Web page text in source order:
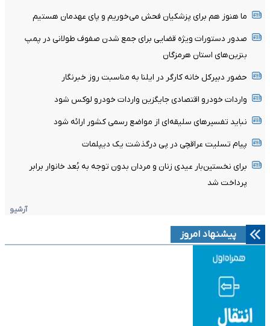
ما هنوز هم برای پزشکیان فحش می‌خوریم و پای عهدمان هستیم
صدور دستورات ویژه قضایی برای جمع شدن صفوف طولانی در پمپ
بنزین‌های استان هرمزگان
حضور دبیرکل خانه کارگر در ایلنا به مناسبت روز خبرنگار
واردات خودرو اقتصادی جایگزین واردات خودرو لوکس شود
نباید تفسیرهای سلیقه‌ای از مواضع رسمی کشور ارائه شود
پیام تسلیت عراقچی در پی درگذشت یک دیپلمات
برای نخستین‌بار عیدی زنان و مردان بدون توجه به بُعد خانوار برابر
پرداخت شد
آرشیو
پیشنهاد امروز